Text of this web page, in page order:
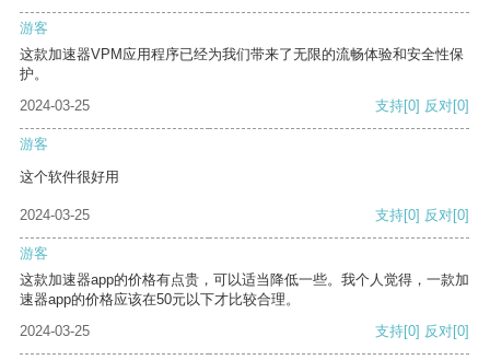
游客
这款加速器VPM应用程序已经为我们带来了无限的流畅体验和安全性保
护。
2024-03-25
支持[0] 反对[0]
游客
这个软件很好用
2024-03-25 支持[0] 反对[0]
游客
这款加速器app的价格有点贵，可以适当降低一些。我个人觉得，一款加
速器app的价格应该在50元以下才比较合理。
2024-03-25
支持[0] 反对[0]